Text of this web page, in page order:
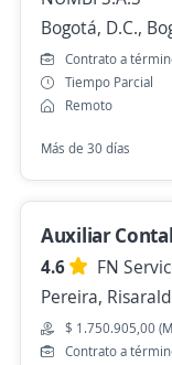
Medellín,
Presencial y
Hace 12 horas
Auxiliar
Agencia de
Urrao,
Hace 12 horas
Auxiliar
Bogotá, D.C.,
Contrato a
Tiempo Parcial
Remoto
Más de 30 días
Auxiliar
4.6
FN
Pereira,
$ 1.750.905,00
Contrato a